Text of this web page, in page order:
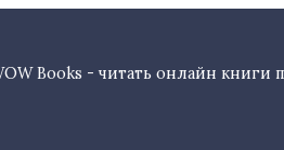
Books - читать онлайн книги